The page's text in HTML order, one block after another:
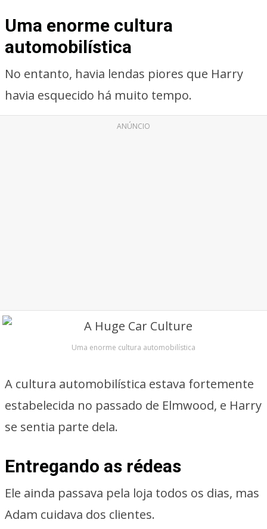
Uma enorme cultura
automobilística
No entanto, havia lendas piores que Harry
havia esquecido há muito tempo.
ANÚNCIO
Uma enorme cultura automobilística
A cultura automobilística estava fortemente
estabelecida no passado de Elmwood, e Harry
se sentia parte dela.
Entregando as rédeas
Ele ainda passava pela loja todos os dias, mas
Adam cuidava dos clientes.